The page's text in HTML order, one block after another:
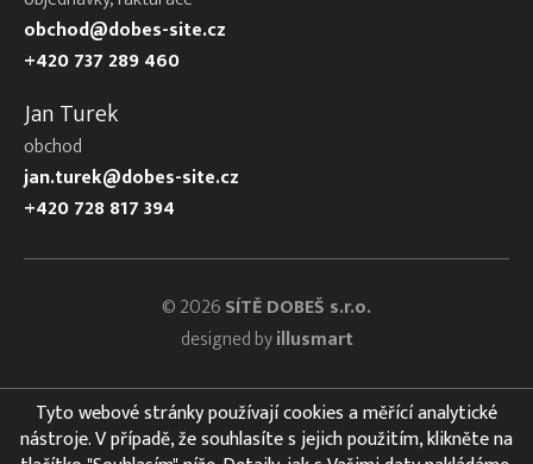
obchod@dobes-site.cz
+420 737 289 460
Jan Turek
obchod
jan.turek@dobes-site.cz
+420 728 817 394
© 2026SÍTĚ DOBEŠ s.r.o.
designed byillusmart
Tyto webové stránky používají cookies a měřící analytické
nástroje. V případě, že souhlasíte s jejich použitím, klikněte na